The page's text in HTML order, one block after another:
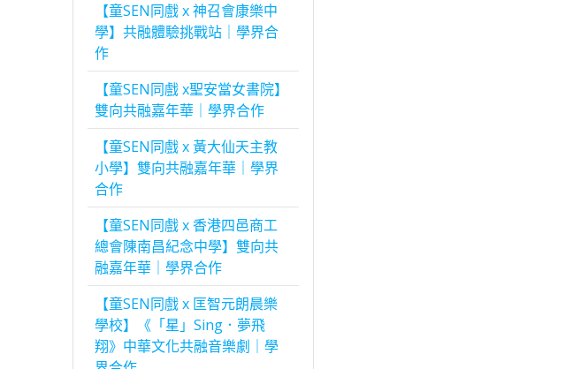
【童SEN同戲 x 神召會康樂中
學】共融體驗挑戰站｜學界合
作
【童SEN同戲 x聖安當女書院】
雙向共融嘉年華｜學界合作
【童SEN同戲 x 黃大仙天主教
小學】雙向共融嘉年華｜學界
合作
【童SEN同戲 x 香港四邑商工
總會陳南昌紀念中學】雙向共
融嘉年華｜學界合作
【童SEN同戲 x 匡智元朗晨樂
學校】《「星」Sing．夢飛
翔》中華文化共融音樂劇｜學